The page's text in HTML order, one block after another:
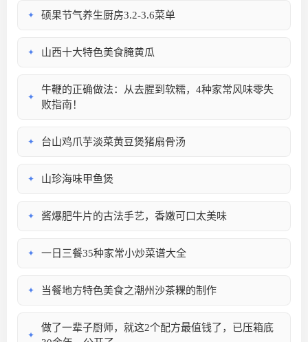
✦ 硕果节气养生厨房3.2-3.6菜单
✦ 山西十大特色美食腌黄瓜
✦
牛鞭的正确做法：从去腥到软糯，4种家常风味零失
败指南！
✦ 台山鸡爪芋淡菜黄豆煲猪扇骨汤
✦ 山珍海味甲鱼煲
✦ 酱爆肥牛片的古法手艺，香嫩可口太美味
✦ 一日三餐35种家常小炒菜谱大全
✦ 当餐地方特色美食之潮州沙茶粿的制作
✦
做了一辈子厨师，就这2个配方最值钱了，已压箱底